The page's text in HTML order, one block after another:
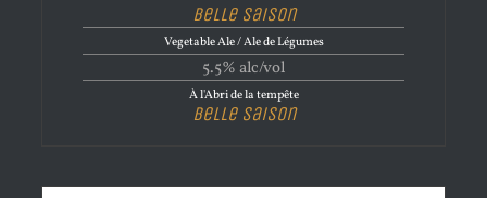
Belle Saison
Vegetable Ale / Ale de Légumes
5.5% alc/vol
À l'Abri de la tempête
Belle Saison